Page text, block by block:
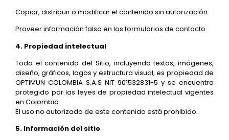
Copiar, distribuir o modificar el contenido sin autorización.
Proveer información falsa en los formularios de contacto.
4. Propiedad intelectual
Todo el contenido del Sitio, incluyendo textos, imágenes,
diseño, gráficos, logos y estructura visual, es propiedad de
OPTIMUN COLOMBIA S.A.S NIT 901532831-5 y se encuentra
protegido por las leyes de propiedad intelectual vigentes
en Colombia.
El uso no autorizado de este contenido está prohibido.
5. Información del sitio